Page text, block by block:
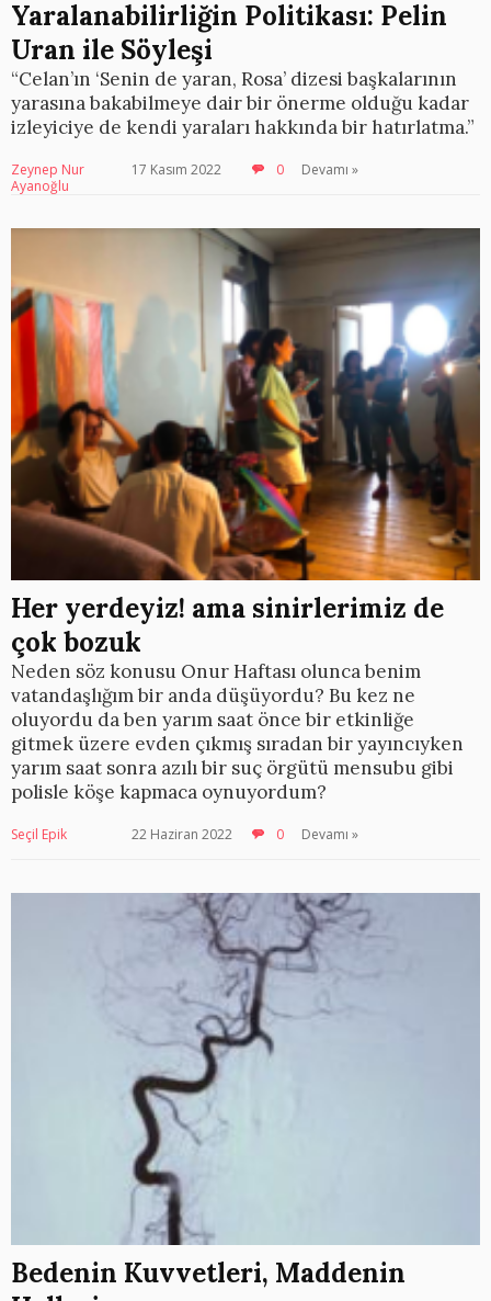
Yaralanabilirliğin Politikası: Pelin
Uran ile Söyleşi
“Celan’ın ‘Senin de yaran, Rosa’ dizesi başkalarının
yarasına bakabilmeye dair bir önerme olduğu kadar
izleyiciye de kendi yaraları hakkında bir hatırlatma.”
Zeynep Nur
Ayanoğlu
17 Kasım 2022 0 Devamı »
Her yerdeyiz! ama sinirlerimiz de
çok bozuk
Neden söz konusu Onur Haftası olunca benim
vatandaşlığım bir anda düşüyordu? Bu kez ne
oluyordu da ben yarım saat önce bir etkinliğe
gitmek üzere evden çıkmış sıradan bir yayıncıyken
yarım saat sonra azılı bir suç örgütü mensubu gibi
polisle köşe kapmaca oynuyordum?
Seçil Epik 22 Haziran 2022 0 Devamı »
Bedenin Kuvvetleri, Maddenin